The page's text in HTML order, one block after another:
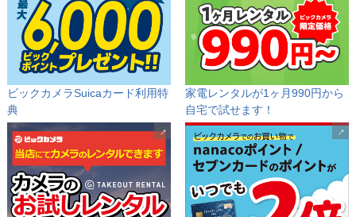
ビックカメラSuicaカード利用特
典
家電レンタルが1ヶ月990円から
自宅で試せます！